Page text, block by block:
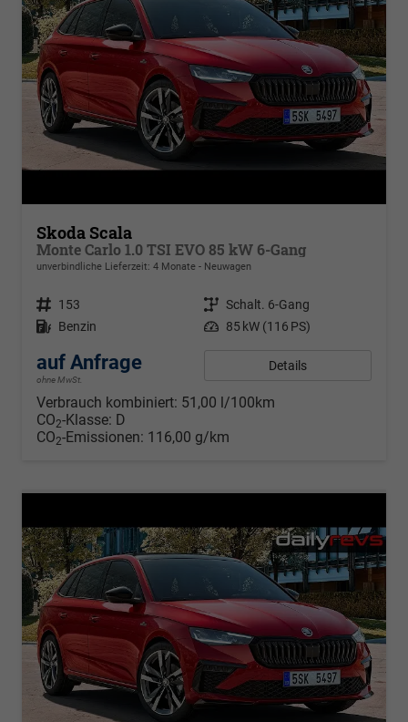
Skoda Scala
Monte Carlo 1.0 TSI EVO 85 kW 6-Gang
unverbindliche Lieferzeit: 4 Monate Neuwagen
Fahrzeugnr. 153 Getriebe Schalt. 6-Gang
Kraftstoff Benzin Leistung 85 kW (116 PS)
auf Anfrage
ohne MwSt.
Details
Verbrauch kombiniert: 51,00 l/100km
CO2-Klasse: D
CO2-Emissionen: 116,00 g/km